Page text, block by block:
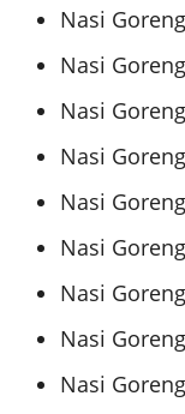
Nasi
Nasi
Nasi
Nasi
Nasi
Nasi
Nasi
Nasi
Nasi